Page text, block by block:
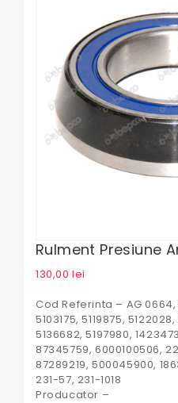
Rulment Presiune
130,00lei
Cod Referinta – AG 0664,
5103175, 5119875,
5136682, 5197980,
87345759, 6000100506,
87289219, 500045900,
231-57, 231-1018
Producator –